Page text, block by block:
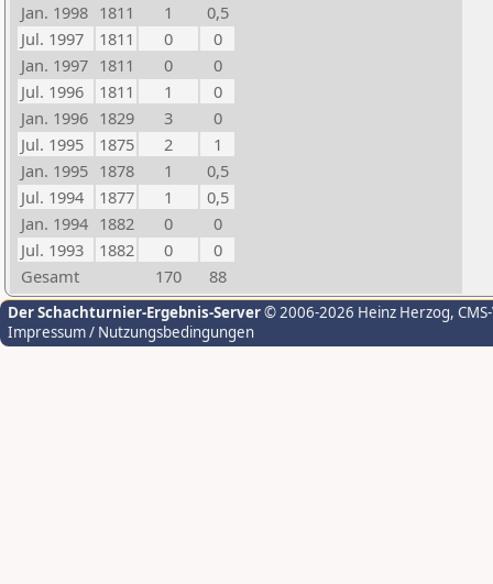
Jan. 1998 1811 1
0,5
Jul. 1997
1811 0
0
Jan. 1997 1811 0
0
Jul. 1996
1811 1
0
Jan. 1996 1829 3
0
Jul. 1995
1875 2
1
Jan. 1995 1878 1
0,5
Jul. 1994
1877 1
0,5
Jan. 1994 1882 0
0
Jul. 1993
1882 0
0
Gesamt
170 88
Der Schachturnier-Ergebnis-Server© 2006-2026 Heinz Herzog,
Impressum / Nutzungsbedingungen